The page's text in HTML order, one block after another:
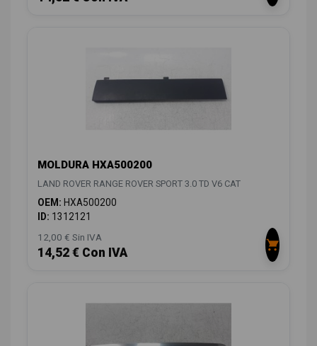
MOLDURA HXA500200
LAND ROVER RANGE ROVER SPORT 3.0 TD V6 CAT
OEM: HXA500200
ID: 1312121
12,00 € Sin IVA
14,52 € Con IVA